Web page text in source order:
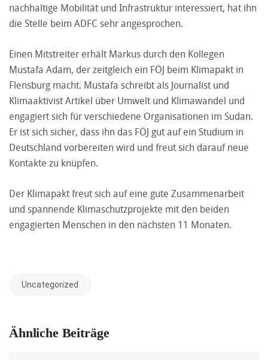
nachhaltige Mobilität und Infrastruktur interessiert, hat ihn
die Stelle beim ADFC sehr angesprochen.
Einen Mitstreiter erhält Markus durch den Kollegen
Mustafa Adam, der zeitgleich ein FÖJ beim Klimapakt in
Flensburg macht. Mustafa schreibt als Journalist und
Klimaaktivist Artikel über Umwelt und Klimawandel und
engagiert sich für verschiedene Organisationen im Sudan.
Er ist sich sicher, dass ihn das FÖJ gut auf ein Studium in
Deutschland vorbereiten wird und freut sich darauf neue
Kontakte zu knüpfen.
Der Klimapakt freut sich auf eine gute Zusammenarbeit
und spannende Klimaschutzprojekte mit den beiden
engagierten Menschen in den nächsten 11 Monaten.
Uncategorized
Ähnliche Beiträge